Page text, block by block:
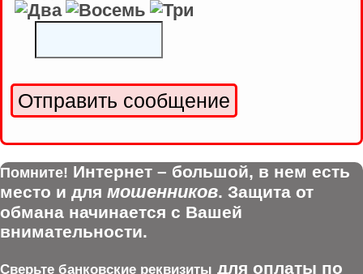
Помните! Интернет – большой, в нем есть
место и для мошенников. Защита от
обмана начинается с Вашей
внимательности.
Сверьте банковские реквизиты для оплаты по